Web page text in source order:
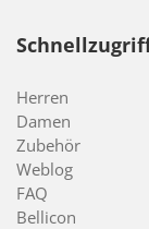
Herren
Damen
Zubehör
Weblog
FAQ
Bellicon